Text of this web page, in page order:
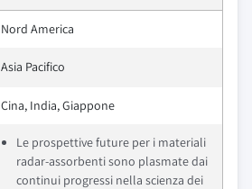
Nord America
Asia Pacifico
Cina, India, Giappone
Le prospettive future per i materiali
radar-assorbenti sono plasmate dai
continui progressi nella scienza dei